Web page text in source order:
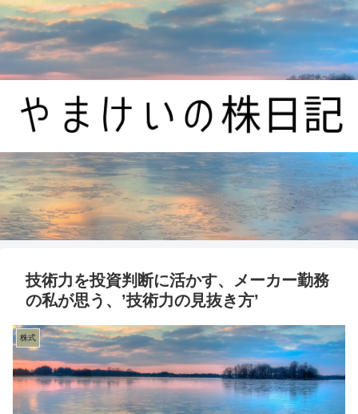
技術力を投資判断に活かす、メーカー勤務
の私が思う、’技術力の見抜き方’
株式